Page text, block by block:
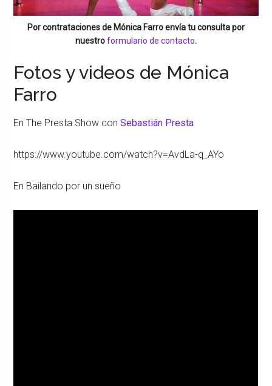
Por contrataciones de Mónica Farroenvía tu consulta por
nuestroformulario de contacto.
Fotos y videos de Mónica
Farro
En The Presta Show conSebastián Presta
https://www.youtube.com/watch?v=AvdLa-q_AYo
En Bailando por un sueño